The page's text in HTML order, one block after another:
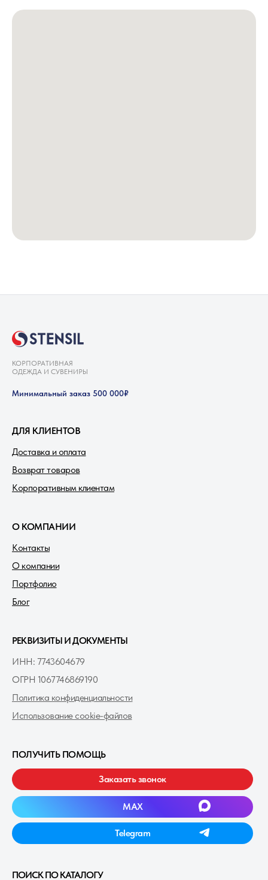
КОРПОРАТИВНАЯ
ОДЕЖДА И СУВЕНИРЫ
Минимальный заказ 500 000₽
Доставка и оплата
ДЛЯ КЛИЕНТОВ
Возврат товаров
Корпоративным клиентам
Заказать звонок
MAXㅤ
ПОЛУЧИТЬ ПОМОЩЬ
ИНН: 7743604679
О КОМПАНИИ
Портфолио
Блог
О компании
Контакты
ОГРН 1067746869190
ПОИСК ПО КАТАЛОГУ
РЕКВИЗИТЫ И ДОКУМЕНТЫ
Политика конфиденциальности
Использование cookie-файлов
Telegramㅤ